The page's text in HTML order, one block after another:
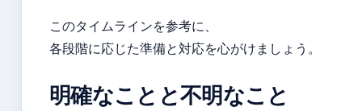
このタイムラインを参考に、
各段階に応じた準備と対応を心がけましょう。
明確なことと不明なこと